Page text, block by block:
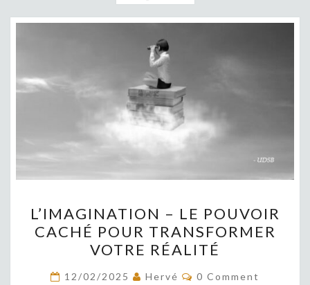
–
LE
POUVOIR
CACHÉ
L’IMAGINATION – LE POUVOIR
CACHÉ POUR TRANSFORMER
VOTRE RÉALITÉ
12/02/2025 Hervé COMMENTS
0 Comment